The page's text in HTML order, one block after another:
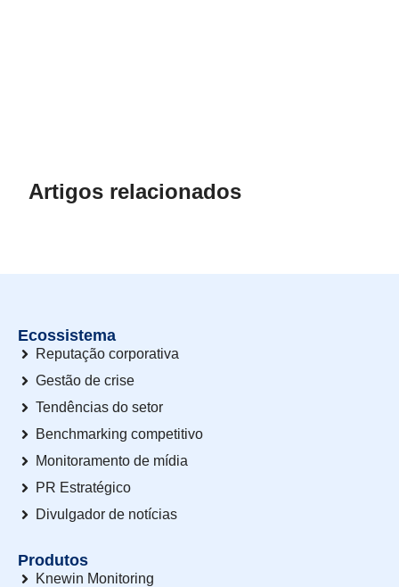
Artigos relacionados
Ecossistema
Reputação corporativa
Gestão de crise
Tendências do setor
Benchmarking competitivo
Monitoramento de mídia
PR Estratégico
Divulgador de notícias
Produtos
Knewin Monitoring